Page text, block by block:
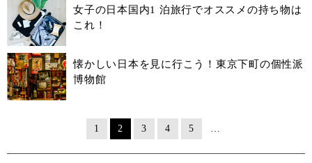
女子の日本国内1 泊旅行でオススメの持ち物は
これ！
懐かしい日本を見に行こう！東京下町の個性派
博物館
1 2 3 4 5 …